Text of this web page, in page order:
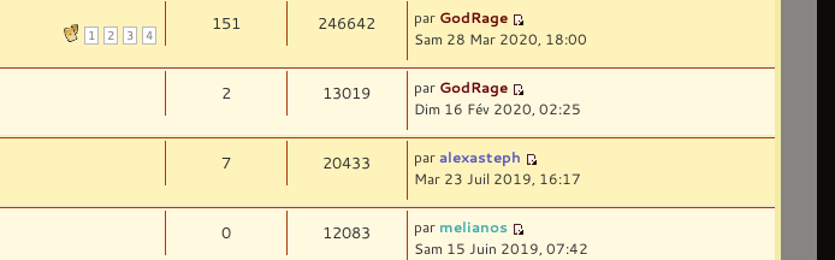
1 2 3 4
151 246642 par GodRage
Sam 28 Mar 2020, 18:00
2 13019 par GodRage
Dim 16 Fév 2020, 02:25
7 20433 paralexasteph
Mar 23 Juil 2019, 16:17
0 12083 par melianos
Sam 15 Juin 2019, 07:42